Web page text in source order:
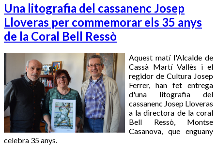
Una litografia del cassanenc Josep
Lloveras per commemorar els 35 anys
de la Coral Bell Ressò
Aquest matí l'Alcalde de
Cassà Martí Vallès i el
regidor de Cultura Josep
Ferrer, han fet entrega
d'una litografia del
cassanenc Josep Lloveras
a la directora de la coral
Bell Ressò, Montse
Casanova, que enguany
celebra 35 anys.